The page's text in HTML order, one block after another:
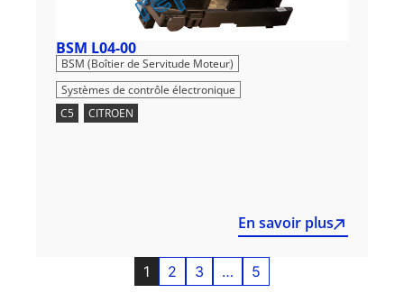
BSM L04-00
BSM (Boîtier de Servitude Moteur)
Systèmes de contrôle électronique
C5
CITROEN
En savoir plus
1 2 3 … 5